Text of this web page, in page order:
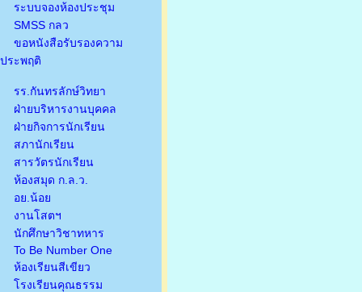
ระบบจองห้องประชุม
SMSS กลว
ขอหนังสือรับรองความ
ประพฤติ
รร.กันทรลักษ์วิทยา
ฝ่ายบริหารงานบุคคล
ฝ่ายกิจการนักเรียน
สภานักเรียน
สารวัตรนักเรียน
ห้องสมุด ก.ล.ว.
อย.น้อย
งานโสตฯ
นักศึกษาวิชาทหาร
To Be Number One
ห้องเรียนสีเขียว
โรงเรียนคุณธรรม